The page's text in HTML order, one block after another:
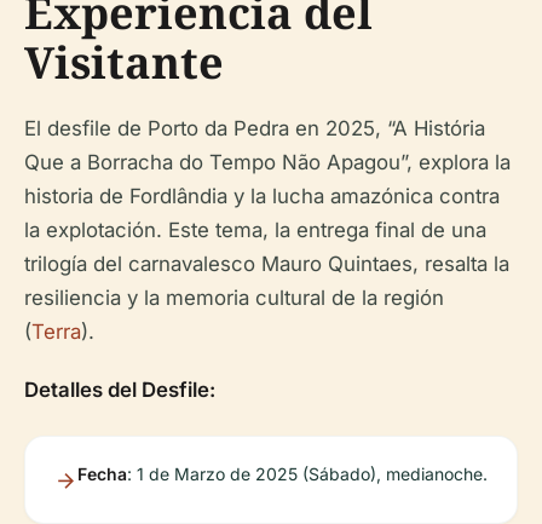
Experiencia del
Visitante
El desfile de Porto da Pedra en 2025, “A História
Que a Borracha do Tempo Não Apagou”, explora la
historia de Fordlândia y la lucha amazónica contra
la explotación. Este tema, la entrega final de una
trilogía del carnavalesco Mauro Quintaes, resalta la
resiliencia y la memoria cultural de la región
(Terra).
Detalles del Desfile:
Fecha: 1 de Marzo de 2025 (Sábado), medianoche.